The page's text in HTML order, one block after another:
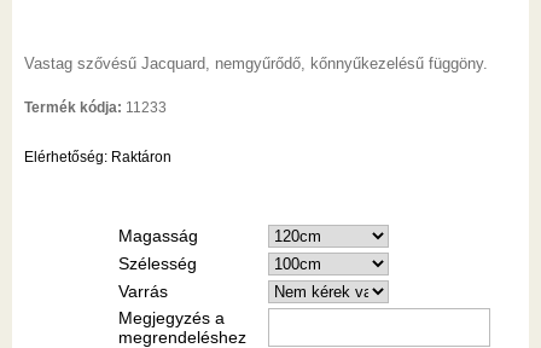
Vastag szővésű Jacquard, nemgyűrődő, kőnnyűkezelésű függöny.
Termék kódja: 11233
Elérhetőség: Raktáron
Magasság
Szélesség
Varrás
Megjegyzés a
megrendeléshez